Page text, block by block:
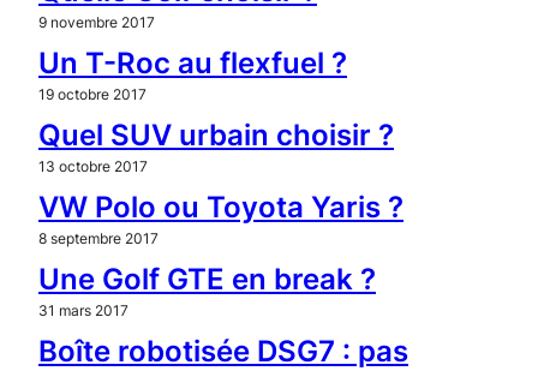
9 novembre 2017
Un T-Roc au flexfuel ?
19 octobre 2017
Quel SUV urbain choisir ?
13 octobre 2017
VW Polo ou Toyota Yaris ?
8 septembre 2017
Une Golf GTE en break ?
31 mars 2017
Boîte robotisée DSG7 : pas